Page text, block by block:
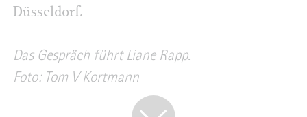
Düsseldorf.
Das Gespräch führt Liane Rapp.
Foto: Tom V Kortmann